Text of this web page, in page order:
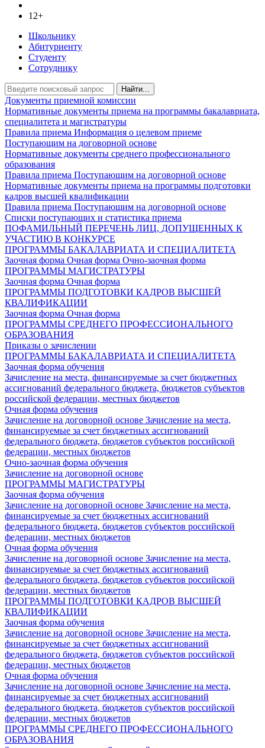
12+
Школьнику
Абитуриенту
Студенту
Сотруднику
Найти...
Документы приемной комиссии
Нормативные документы приема на программы бакалавриата,
специалитета и магистратуры
Правила приема Информация о целевом приеме
Поступающим на договорной основе
Нормативные документы среднего профессионального
образования
Правила приема Поступающим на договорной основе
Нормативные документы приема на программы подготовки
кадров высшей квалификации
Правила приема Поступающим на договорной основе
Списки поступающих и статистика приема
ПОФАМИЛЬНЫЙ ПЕРЕЧЕНЬ ЛИЦ, ДОПУЩЕННЫХ К
УЧАСТИЮ В КОНКУРСЕ
ПРОГРАММЫ БАКАЛАВРИАТА И СПЕЦИАЛИТЕТА
Заочная форма Очная форма Очно-заочная форма
ПРОГРАММЫ МАГИСТРАТУРЫ
Заочная форма Очная форма
ПРОГРАММЫ ПОДГОТОВКИ КАДРОВ ВЫСШЕЙ
КВАЛИФИКАЦИИ
Заочная форма Очная форма
ПРОГРАММЫ СРЕДНЕГО ПРОФЕССИОНАЛЬНОГО
ОБРАЗОВАНИЯ
Приказы о зачислении
ПРОГРАММЫ БАКАЛАВРИАТА И СПЕЦИАЛИТЕТА
Заочная форма обучения
Зачисление на места, финансируемые за счет бюджетных
ассигнований федерального бюджета, бюджетов субъектов
российской федерации, местных бюджетов
Очная форма обучения
Зачисление на договорной основе Зачисление на места,
финансируемые за счет бюджетных ассигнований
федерального бюджета, бюджетов субъектов российской
федерации, местных бюджетов
Очно-заочная форма обучения
Зачисление на договорной основе
ПРОГРАММЫ МАГИСТРАТУРЫ
Заочная форма обучения
Зачисление на договорной основе Зачисление на места,
финансируемые за счет бюджетных ассигнований
федерального бюджета, бюджетов субъектов российской
федерации, местных бюджетов
Очная форма обучения
Зачисление на договорной основе Зачисление на места,
финансируемые за счет бюджетных ассигнований
федерального бюджета, бюджетов субъектов российской
федерации, местных бюджетов
ПРОГРАММЫ ПОДГОТОВКИ КАДРОВ ВЫСШЕЙ
КВАЛИФИКАЦИИ
Заочная форма обучения
Зачисление на договорной основе Зачисление на места,
финансируемые за счет бюджетных ассигнований
федерального бюджета, бюджетов субъектов российской
федерации, местных бюджетов
Очная форма обучения
Зачисление на договорной основе Зачисление на места,
финансируемые за счет бюджетных ассигнований
федерального бюджета, бюджетов субъектов российской
федерации, местных бюджетов
ПРОГРАММЫ СРЕДНЕГО ПРОФЕССИОНАЛЬНОГО
ОБРАЗОВАНИЯ